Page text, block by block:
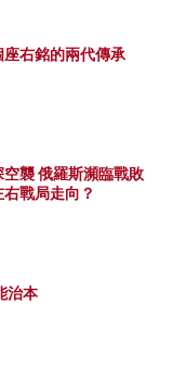
右銘的兩代傳承
襲 俄羅斯瀕臨戰敗
戰局走向？
治本